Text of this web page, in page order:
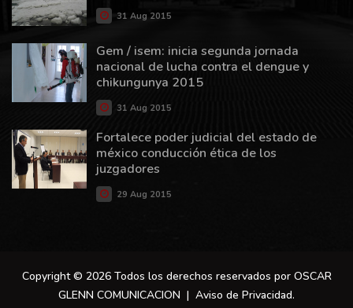
31 Aug 2015
Gem / isem: inicia segunda jornada
nacional de lucha contra el dengue y
chikungunya 2015
31 Aug 2015
Fortalece poder judicial del estado de
méxico conducción ética de los
juzgadores
29 Aug 2015
Copyright © 2026 Todos los derechos reservados por OSCAR
GLENN COMUNICACION | Aviso de Privacidad.